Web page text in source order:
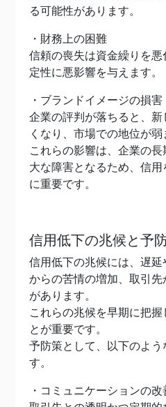
る可能性があります。
・財務上の困難
信頼の喪失は資金繰りを
定性に悪影響を与えます。
・ブランドイメージの損害
企業の評判が落ちると、
くなり、市場での地位が弱
これらの影響は、企業の
大な障害となるため、信
に重要です。
信用低下の兆候と予
信用低下の兆候には、遅
からの苦情の増加、取引
があります。
これらの兆候を早期に把
とが重要です。
予防策として、以下のよ
す。
・コミュニケーションの改